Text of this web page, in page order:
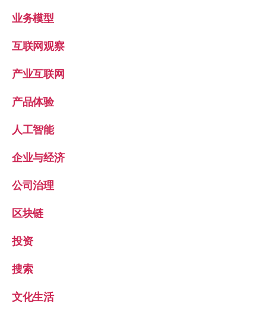
业务模型
互联网观察
产业互联网
产品体验
人工智能
企业与经济
公司治理
区块链
投资
搜索
文化生活